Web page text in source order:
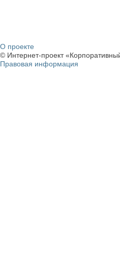
О проекте
© Интернет-проект
Правовая информация